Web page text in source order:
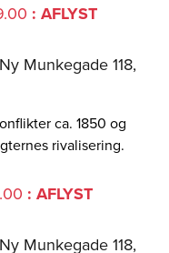
: AFLYST
Munkegade 118,
ca. 1850 og
rivalisering.
: AFLYST
Munkegade 118,